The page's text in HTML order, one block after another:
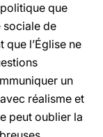
que
sociale de
que l’Église ne
un
réalisme et
peut oublier la